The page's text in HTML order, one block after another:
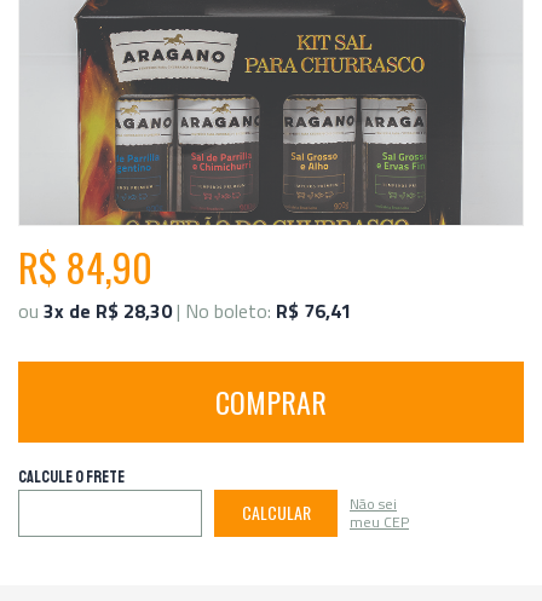
Linha Premium Uso Diário
Ofertas
R$ 84,90
ou 3x de R$ 28,30| No boleto: R$ 76,41
COMPRAR
CALCULE O FRETE
CALCULAR Não sei
meu CEP